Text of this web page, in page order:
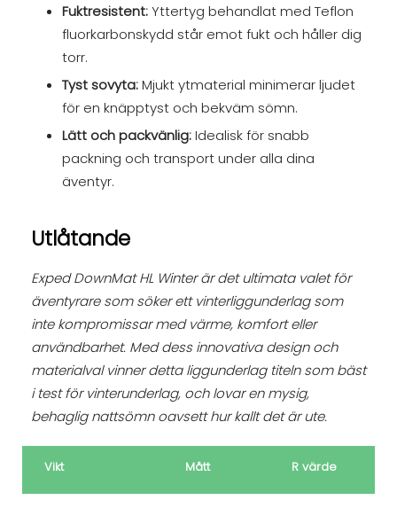
Fuktresistent:Yttertyg behandlat med Teflon
fluorkarbonskydd står emot fukt och håller dig
torr.
Tyst sovyta:Mjukt ytmaterial minimerar ljudet
för en knäpptyst och bekväm sömn.
Lätt och packvänlig:Idealisk för snabb
packning och transport under alla dina
äventyr.
Utlåtande
Exped DownMat HL Winter är det ultimata valet för
äventyrare som söker ett vinterliggunderlag som
inte kompromissar med värme, komfort eller
användbarhet. Med dess innovativa design och
materialval vinner detta liggunderlag titeln som bäst
i test för vinterunderlag, och lovar en mysig,
behaglig nattsömn oavsett hur kallt det är ute.
Vikt Mått R värde